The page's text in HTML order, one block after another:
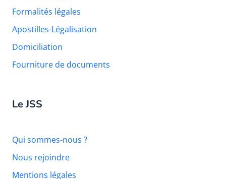
Formalités légales
Apostilles-Légalisation
Domiciliation
Fourniture de documents
Le JSS
Qui sommes-nous ?
Nous rejoindre
Mentions légales